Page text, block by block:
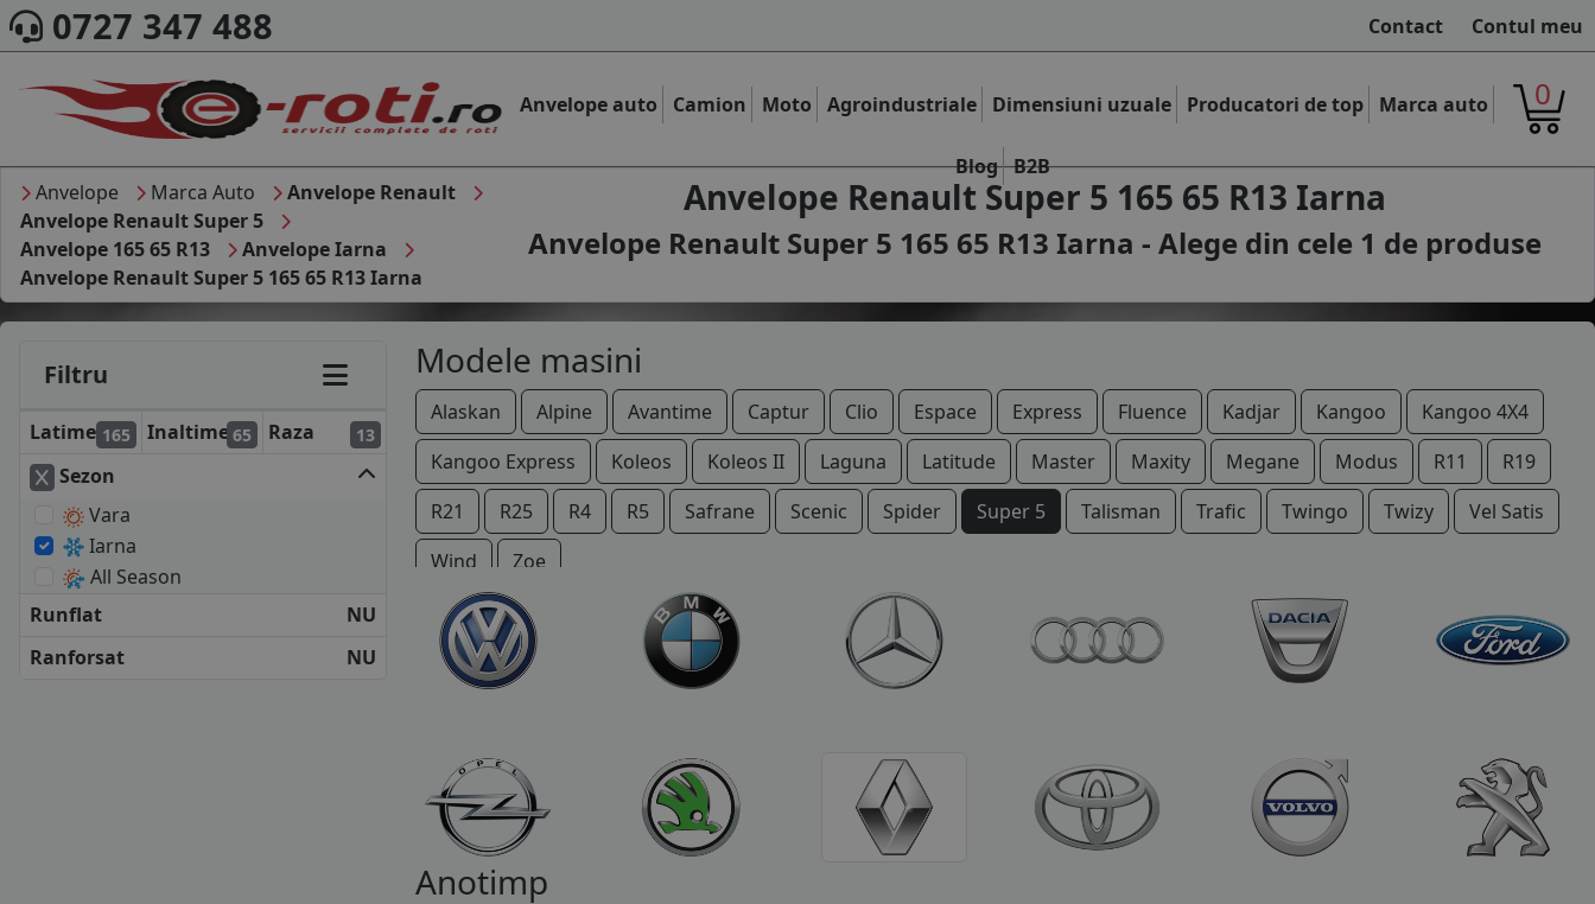
0727 347 488 Contact Contul meu
Anvelope auto Camion Moto Agroindustriale Dimensiuni uzuale Producatori de top Marca auto
Blog B2B
0
Anvelope Marca Auto
Anvelope Renault
Anvelope Renault Super 5
Anvelope 165 65 R13
Anvelope Iarna
Anvelope Renault Super 5 165 65 R13 Iarna
Anvelope Renault Super 5 165 65 R13 Iarna
Anvelope Renault Super 5 165 65 R13 Iarna - Alege din cele 1 de produse
Filtru
Latime 165 Inaltime 65 Raza 13
Sezon
Vara
Iarna
All Season
Runflat
NU
Ranforsat
NU
Modele masini
Alaskan Alpine Avantime Captur Clio Espace Express Fluence Kadjar Kangoo
Kangoo 4X4
Kangoo Express
Koleos Koleos II Laguna Latitude Master Maxity Megane Modus R11
R19
R21
R25 R4 R5 Safrane Scenic Spider Super 5 Talisman Trafic Twingo Twizy
Vel Satis
Wind
Zoe
Anotimp